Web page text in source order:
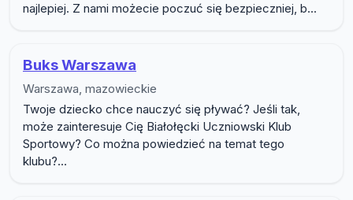
najlepiej. Z nami możecie poczuć się bezpieczniej, b...
Buks Warszawa
Warszawa, mazowieckie
Twoje dziecko chce nauczyć się pływać? Jeśli tak,
może zainteresuje Cię Białołęcki Uczniowski Klub
Sportowy? Co można powiedzieć na temat tego
klubu?...